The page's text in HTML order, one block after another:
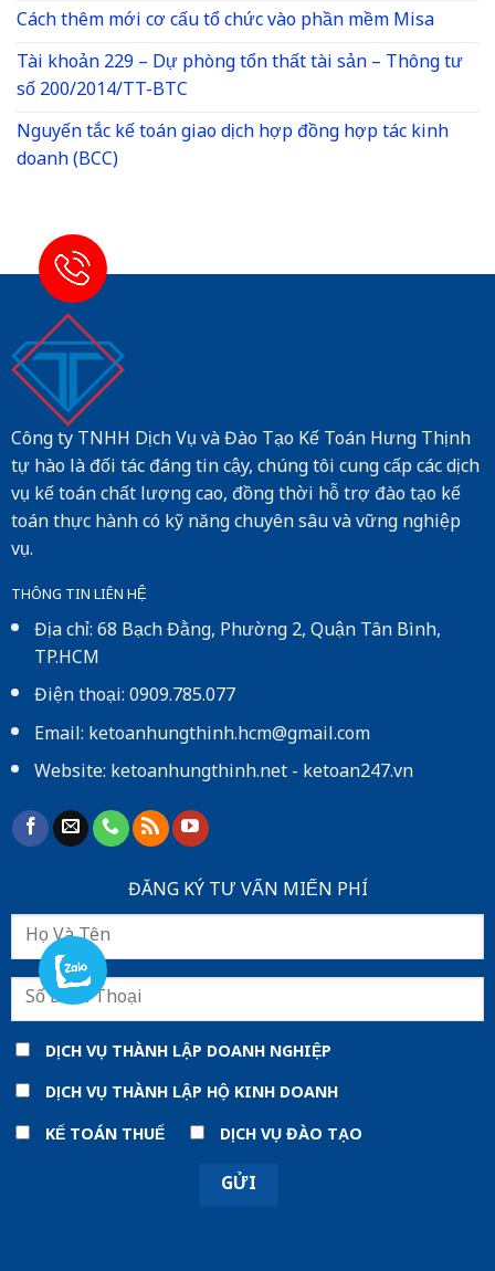
Cách thêm mới cơ cấu tổ chức vào phần mềm Misa
Tài khoản 229 – Dự phòng tổn thất tài sản – Thông tư
số 200/2014/TT-BTC
Nguyến tắc kế toán giao dịch hợp đồng hợp tác kinh
doanh (BCC)
Công ty TNHH Dịch Vụ và Đào Tạo Kế Toán Hưng Thịnh
tự hào là đối tác đáng tin cậy, chúng tôi cung cấp các dịch
vụ kế toán chất lượng cao, đồng thời hỗ trợ đào tạo kế
toán thực hành có kỹ năng chuyên sâu và vững nghiệp
vụ.
THÔNG TIN LIÊN HỆ
Địa chỉ: 68 Bạch Đằng, Phường 2, Quận Tân Bình,
TP.HCM
Điện thoại: 0909.785.077
Email: ketoanhungthinh.hcm@gmail.com
Website:ketoanhungthinh.net-ketoan247.vn
ĐĂNG KÝ TƯ VẤN MIẾN PHÍ
DỊCH VỤ THÀNH LẬP DOANH NGHIỆP
DỊCH VỤ THÀNH LẬP HỘ KINH DOANH
KẾ TOÁN THUẾ
DỊCH VỤ ĐÀO TẠO